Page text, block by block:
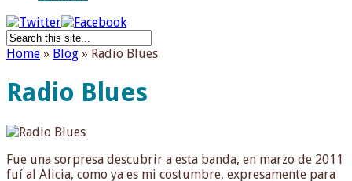
Home » Blog » Radio Blues
Radio Blues
Fue una sorpresa descubrir a esta banda, en marzo de 2011
fuí al Alicia, como ya es mi costumbre, expresamente para